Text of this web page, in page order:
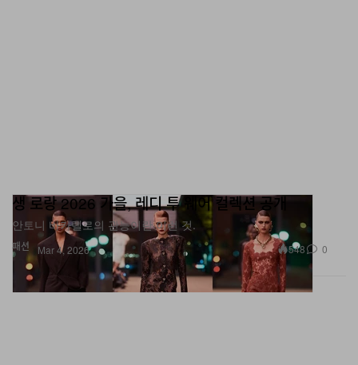
패션
안토니 바카렐로의 관능이란 이런 것.
Mar 4, 2026 548